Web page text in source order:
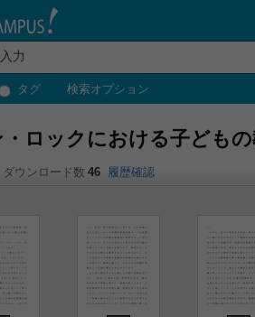
タグ 検索オプション
・ロックにおける子ども
ダウンロード数 46 履歴確認